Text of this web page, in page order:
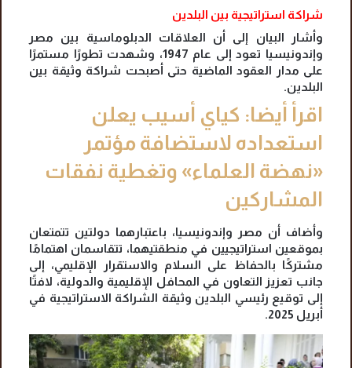
شراكة استراتيجية بين البلدين
وأشار البيان إلى أن العلاقات الدبلوماسية بين مصر
وإندونيسيا تعود إلى عام 1947، وشهدت تطورًا مستمرًا
على مدار العقود الماضية حتى أصبحت شراكة وثيقة بين
البلدين.
اقرأ أيضا: كياي أسيب يعلن
استعداده لاستضافة مؤتمر
«نهضة العلماء» وتغطية نفقات
المشاركين
وأضاف أن مصر وإندونيسيا، باعتبارهما دولتين تتمتعان
بموقعين استراتيجيين في منطقتيهما، تتقاسمان اهتمامًا
مشتركًا بالحفاظ على السلام والاستقرار الإقليمي، إلى
جانب تعزيز التعاون في المحافل الإقليمية والدولية، لافتًا
إلى توقيع رئيسي البلدين وثيقة الشراكة الاستراتيجية في
أبريل 2025.